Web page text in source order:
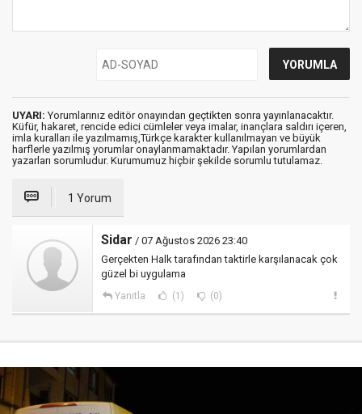
UYARI: Yorumlarınız editör onayından geçtikten sonra yayınlanacaktır.
Küfür, hakaret, rencide edici cümleler veya imalar, inançlara saldırı içeren,
imla kuralları ile yazılmamış,Türkçe karakter kullanılmayan ve büyük
harflerle yazılmış yorumlar onaylanmamaktadır. Yapılan yorumlardan
yazarları sorumludur. Kurumumuz hiçbir şekilde sorumlu tutulamaz.
1 Yorum
Sidar / 07 Ağustos 2026 23:40
Gerçekten Halk tarafından taktirle karşılanacak çok
güzel bi uygulama
Yanıtla (1) (0)